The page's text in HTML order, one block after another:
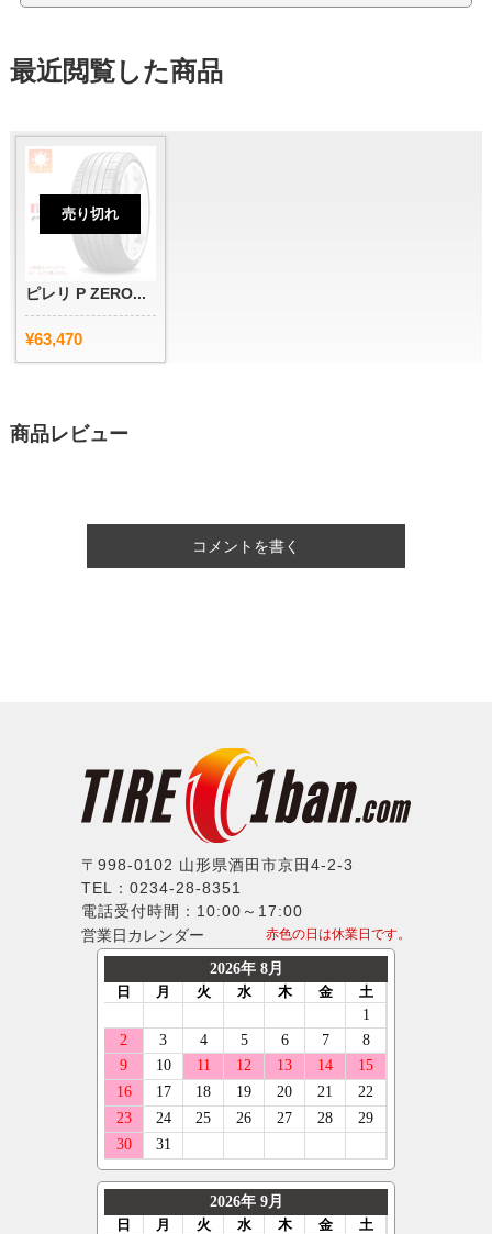
最近閲覧した商品
売り切れ
ピレリ P ZERO...
¥63,470
商品レビュー
コメントを書く
〒998-0102 山形県酒田市京田4-2-3
TEL：0234-28-8351
電話受付時間：10:00～17:00
営業日カレンダー
赤色の日は休業日です。